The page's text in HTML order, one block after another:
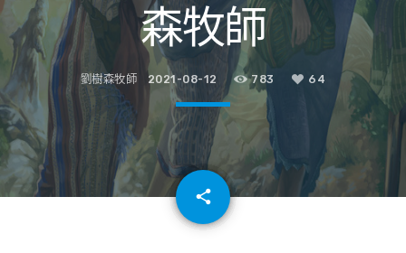
森牧師
劉樹森牧師 2021-08-12 783 64
share
email